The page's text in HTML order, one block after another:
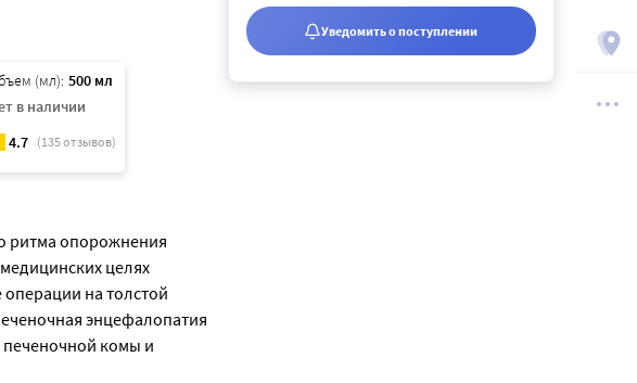
(мл): 500 мл
в наличии
4.7 (135отзывов)
ритма опорожнения
целях
на толстой
энцефалопатия
комы и
Уведомить о поступлении